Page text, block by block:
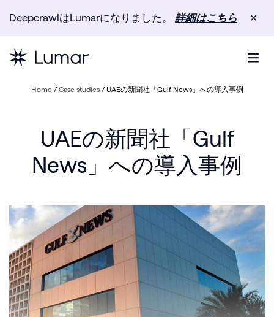
DeepcrawlはLumarになりました。 詳細はこちら ✕
Home/ Case studies/ UAEの新聞社「Gulf News」への導入事例
UAEの新聞社「Gulf
News」への導入事例